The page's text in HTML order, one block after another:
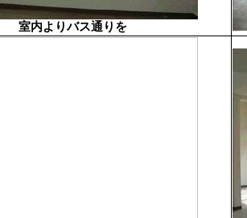
室内よりバス通りを